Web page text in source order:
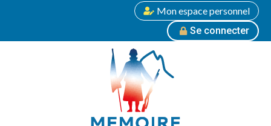
Mon espace personnel
Se connecter